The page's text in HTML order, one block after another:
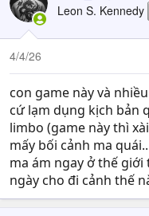
Leon S. Kennedy
4/4/26
con game này và
cứ lạm dụng kịch bản
limbo (game này thì
mấy bối cảnh ma
ma ám ngay ở thế
ngày cho đi cảnh thế